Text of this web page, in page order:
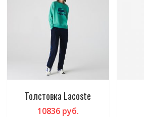
Толстовка Lacoste
10836руб.